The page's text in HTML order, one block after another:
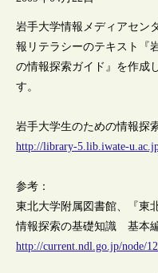
岩手大学情報メディアセン
報リテラシーのテキスト『
の情報探索ガイド』を作成
す。
岩手大学生のための情報探
http://library-5.lib.iwate-
参考：
東北大学附属図書館、『東
情報探索の基礎知識 基本
http://current.ndl.go.jp/node/